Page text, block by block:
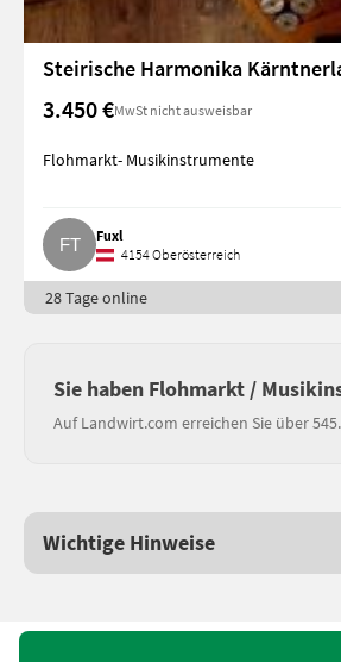
Steirische Harmonika
3.450 €MwSt nicht ausweisbar
Flohmarkt- Musikinstrumente
Fuxl
4154 Oberösterreich
28 Tage online
Sie haben Flohmarkt /
Auf Landwirt.com erreichen Sie über
Wichtige Hinweise